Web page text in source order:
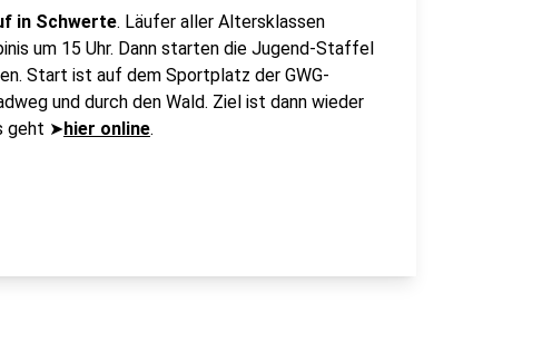
in Schwerte. Läufer aller Altersklassen
um 15 Uhr. Dann starten die Jugend-Staffel
Start ist auf dem Sportplatz der GWG-
und durch den Wald. Ziel ist dann wieder
geht ➤hier online.